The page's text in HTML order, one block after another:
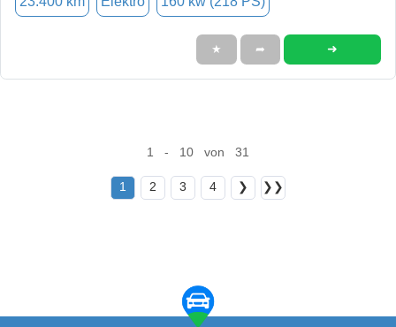
★ ➦ ➜
1 - 10 von 31
1 2 3 4 ❯ ❯❯